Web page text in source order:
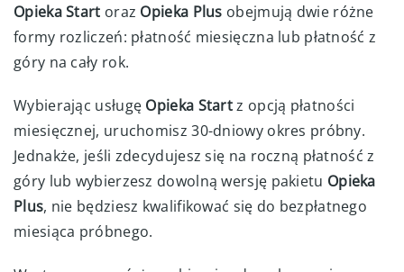
Opieka Start oraz Opieka Plus obejmują dwie różne
formy rozliczeń: płatność miesięczna lub płatność z
góry na cały rok.
Wybierając usługę Opieka Startz opcją płatności
miesięcznej, uruchomisz 30-dniowy okres próbny.
Jednakże, jeśli zdecydujesz się na roczną płatność z
góry lub wybierzesz dowolną wersję pakietu Opieka
Plus, nie będziesz kwalifikować się do bezpłatnego
miesiąca próbnego.